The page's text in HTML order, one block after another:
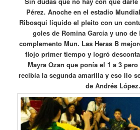
Pérez. Anoche en el estadio
Ribosqui líquido el pleito con un
goles de Romina García y uno de
complemento Mun. Las Heras B
flojo primer tiempo y logró
Mayra Ozan que ponía el 1 a 3
recibía la segunda amarilla y eso llo
de Andrés López.